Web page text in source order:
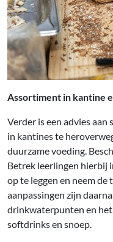
Assortiment in kantine
Verder is een advies
in kantines te
duurzame voeding.
Betrek leerlingen hierbij
op te leggen en neem de
aanpassingen zijn
drinkwaterpunten en
softdrinks en snoep.